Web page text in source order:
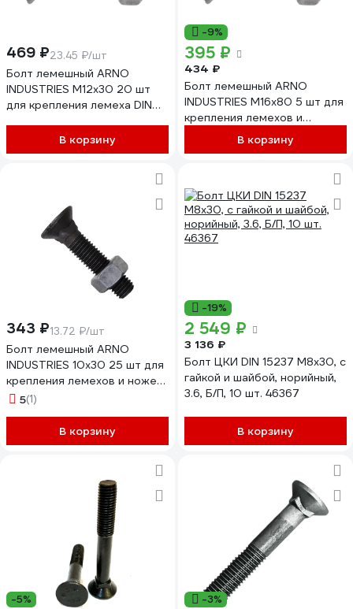
469 ₽23.45 ₽/шт
Болт лемешный ARNO
INDUSTRIES М12х30 20 шт
для крепления лемеха DIN
В корзину
-9%
395 ₽
434 ₽
Болт лемешный ARNO
INDUSTRIES М16х80 5 шт для
крепления лемехов и
навесного оборудования DIN
608 A08001608002507
В корзину
343 ₽13.72 ₽/шт
Болт лемешный ARNO
INDUSTRIES 10х30 25 шт для
крепления лемехов и ножей
DIN 608
5(1)
В корзину
-19%
2 549 ₽
3 136 ₽
Болт ЦКИ DIN 15237 М8x30, с
гайкой и шайбой, норийный,
3.6, Б/П, 10 шт. 46367
В корзину
-5% -3%